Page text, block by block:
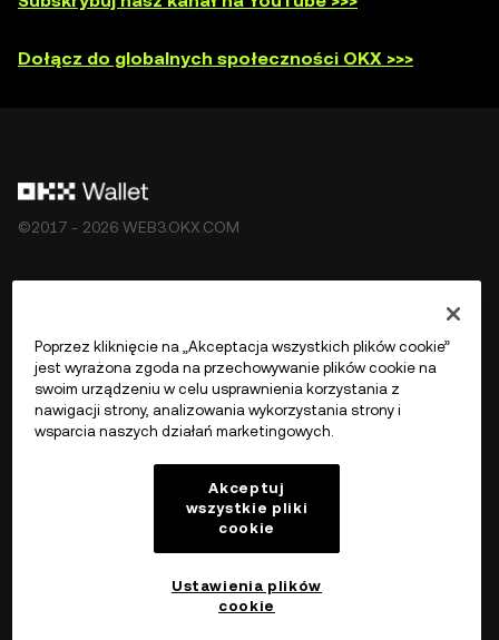
Dołącz do globalnych społeczności OKX >>>
©2017 - 2026 WEB3.OKX.COM
Więcej o OKX Web3
Poprzez kliknięcie na „Akceptacja wszystkich plików cookie”
jest wyrażona zgoda na przechowywanie plików cookie na
swoim urządzeniu w celu usprawnienia korzystania z
nawigacji strony, analizowania wykorzystania strony i
wsparcia naszych działań marketingowych.
Akceptuj
wszystkie pliki
cookie
Ustawienia plików
cookie